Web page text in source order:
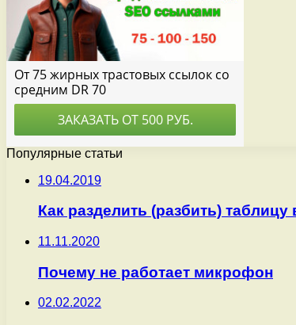
Популярные статьи
19.04.2019
Как разделить (разбить)
11.11.2020
Почему не работает микрофон
02.02.2022